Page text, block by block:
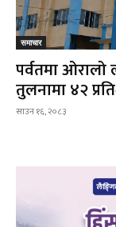
समाचार
पर्वतमा ओरालो
तुलनामा ४२
साउन १६, २०८३